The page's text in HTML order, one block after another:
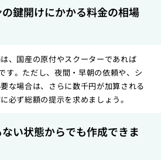
鍵開けにかかる料金の相場
、国産の原付やスクーターであれば
す。ただし、夜間・早朝の依頼や、シ
な場合は、さらに数千円が加算される
必ず総額の提示を求めましょう。
い状態からでも作成できま